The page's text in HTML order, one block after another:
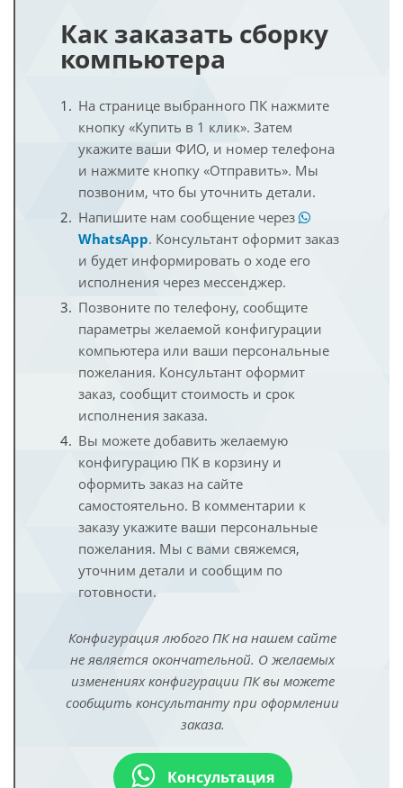
Как заказать сборку
компьютера
На странице выбранного ПК нажмите
кнопку «Купить в 1 клик». Затем
укажите ваши ФИО, и номер телефона
и нажмите кнопку «Отправить». Мы
позвоним, что бы уточнить детали.
Напишите нам сообщение через
WhatsApp. Консультант оформит заказ
и будет информировать о ходе его
исполнения через мессенджер.
Позвоните по телефону, сообщите
параметры желаемой конфигурации
компьютера или ваши персональные
пожелания. Консультант оформит
заказ, сообщит стоимость и срок
исполнения заказа.
Вы можете добавить желаемую
конфигурацию ПК в корзину и
оформить заказ на сайте
самостоятельно. В комментарии к
заказу укажите ваши персональные
пожелания. Мы с вами свяжемся,
уточним детали и сообщим по
готовности.
Конфигурация любого ПК на нашем сайте
не является окончательной. О желаемых
изменениях конфигурации ПК вы можете
сообщить консультанту при оформлении
заказа.
Консультация